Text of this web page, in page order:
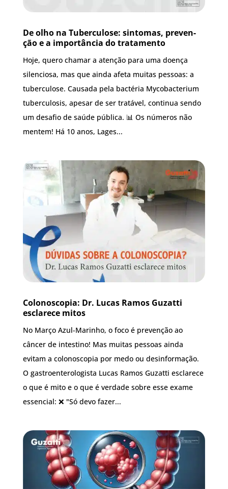
De olho na Tuber­cu­lo­se: sin­to­mas, pre­ven­
ção e a impor­tân­cia do tratamento
Hoje, quero chamar a atenção para uma doença
silenciosa, mas que ainda afeta muitas pessoas: a
tuberculose. Causada pela bactéria Mycobacterium
tuberculosis, apesar de ser tratável, continua sendo
um desafio de saúde pública. 📊 Os números não
mentem! Há 10 anos, Lages...
Colo­nos­co­pia: Dr. Lucas Ramos Guzat­ti
escla­re­ce mitos
No Março Azul-Marinho, o foco é prevenção ao
câncer de intestino! Mas muitas pessoas ainda
evitam a colonoscopia por medo ou desinformação.
O gastroenterologista Lucas Ramos Guzatti esclarece
o que é mito e o que é verdade sobre esse exame
essencial: ❌ "Só devo fazer...